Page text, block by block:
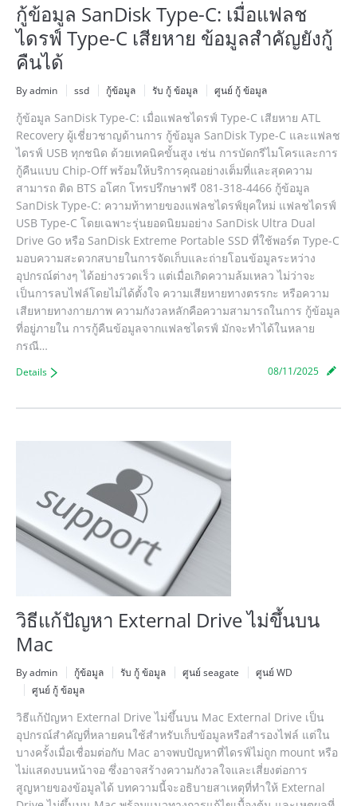
กู้ข้อมูล SanDisk Type-C: เมื่อแฟลช
ไดรฟ์ Type-C เสียหาย ข้อมูลสำคัญยังกู้
คืนได้
By admin ssd กู้ข้อมูล รับ กู้ ข้อมูล ศูนย์ กู้ ข้อมูล
กู้ข้อมูล SanDisk Type-C: เมื่อแฟลชไดรฟ์ Type-C เสียหาย ATL
Recovery ผู้เชี่ยวชาญด้านการ กู้ข้อมูล SanDisk Type-C และแฟลช
ไดรฟ์ USB ทุกชนิด ด้วยเทคนิคขั้นสูง เช่น การบัดกรีไมโครและการ
กู้คืนแบบ Chip-Off พร้อมให้บริการคุณอย่างเต็มที่และสุดความ
สามารถ ติด BTS อโศก โทรปรึกษาฟรี 081-318-4466 กู้ข้อมูล
SanDisk Type-C: ความท้าทายของแฟลชไดรฟ์ยุคใหม่ แฟลชไดรฟ์
USB Type-C โดยเฉพาะรุ่นยอดนิยมอย่าง SanDisk Ultra Dual
Drive Go หรือ SanDisk Extreme Portable SSD ที่ใช้พอร์ต Type-C
มอบความสะดวกสบายในการจัดเก็บและถ่ายโอนข้อมูลระหว่าง
อุปกรณ์ต่างๆ ได้อย่างรวดเร็ว แต่เมื่อเกิดความล้มเหลว ไม่ว่าจะ
เป็นการลบไฟล์โดยไม่ได้ตั้งใจ ความเสียหายทางตรรกะ หรือความ
เสียหายทางกายภาพ ความกังวลหลักคือความสามารถในการ กู้ข้อมูล
ที่อยู่ภายใน การกู้คืนข้อมูลจากแฟลชไดรฟ์ มักจะทำได้ในหลาย
กรณี…
08/11/2025
Details
วิธีแก้ปัญหา External Drive ไม่ขึ้นบน
Mac
By admin กู้ข้อมูล รับ กู้ ข้อมูล ศูนย์ seagate
ศูนย์ WD
ศูนย์ กู้ ข้อมูล
วิธีแก้ปัญหา External Drive ไม่ขึ้นบน Mac External Drive เป็น
อุปกรณ์สำคัญที่หลายคนใช้สำหรับเก็บข้อมูลหรือสำรองไฟล์ แต่ใน
บางครั้งเมื่อเชื่อมต่อกับ Mac อาจพบปัญหาที่ไดรฟ์ไม่ถูก mount หรือ
ไม่แสดงบนหน้าจอ ซึ่งอาจสร้างความกังวลใจและเสี่ยงต่อการ
สูญหายของข้อมูลได้ บทความนี้จะอธิบายสาเหตุที่ทำให้ External